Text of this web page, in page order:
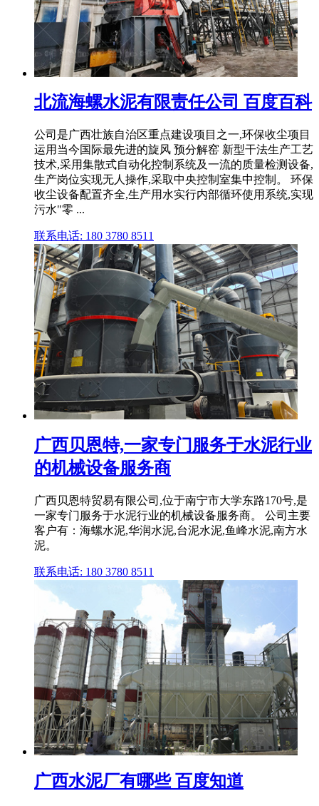
北流海螺水泥有限责任公司 百度百科
公司是广西壮族自治区重点建设项目之一,环保收尘项目
运用当今国际最先进的旋风 预分解窑 新型干法生产工艺
技术,采用集散式自动化控制系统及一流的质量检测设备,
生产岗位实现无人操作,采取中央控制室集中控制。 环保
收尘设备配置齐全,生产用水实行内部循环使用系统,实现
污水"零 ...
联系电话: 180 3780 8511
广西贝恩特,一家专门服务于水泥行业
的机械设备服务商
广西贝恩特贸易有限公司,位于南宁市大学东路170号,是
一家专门服务于水泥行业的机械设备服务商。 公司主要
客户有：海螺水泥,华润水泥,台泥水泥,鱼峰水泥,南方水
泥。
联系电话: 180 3780 8511
广西水泥厂有哪些 百度知道